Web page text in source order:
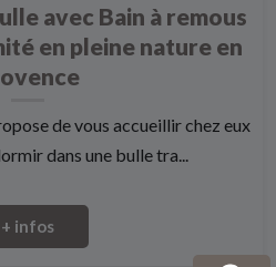
avec Bain à remous
en pleine nature en
de vous accueillir chez eux
dans une bulle tra...
+ infos